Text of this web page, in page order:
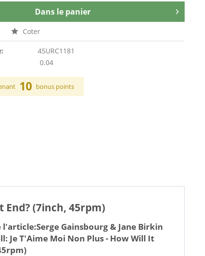
Dans le panier
Coter
45URC1181
0.04
10 bonus points
End? (7inch, 45rpm)
l'article:Serge Gainsbourg & Jane Birkin
Je T'Aime Moi Non Plus - How Will It